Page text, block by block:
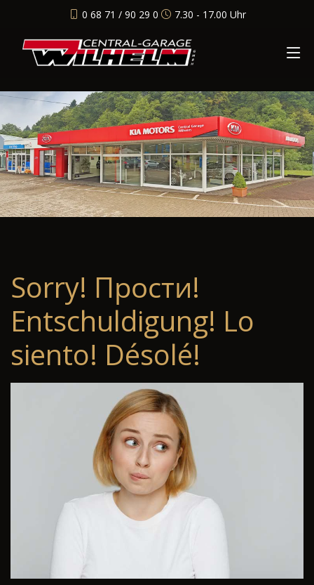
0 68 71 / 90 29 0 7.30 - 17.00 Uhr
Sorry! Прости!
Entschuldigung! Lo
siento! Désolé!